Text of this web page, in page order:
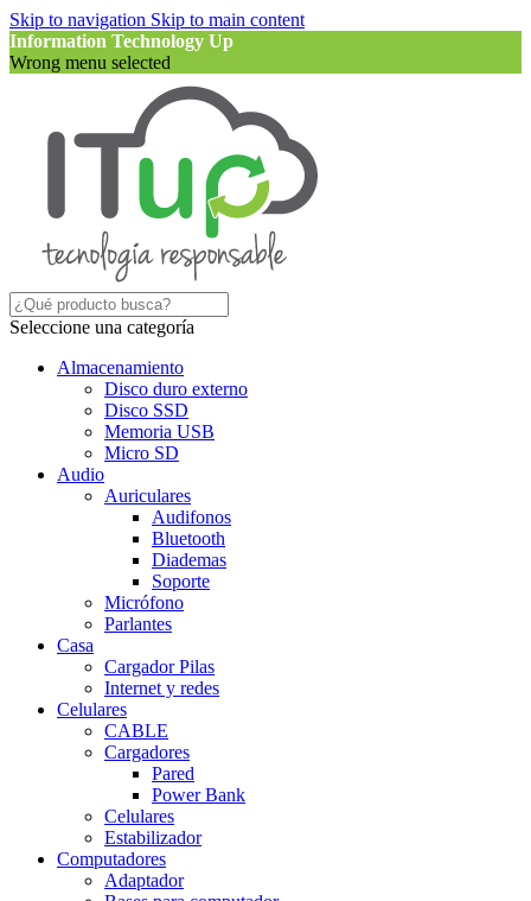
Skip to navigation Skip to main content
Information Technology Up
Wrong menu selected
Seleccione una categoría
Almacenamiento
Disco duro externo
Disco SSD
Memoria USB
Micro SD
Audio
Auriculares
Audifonos
Bluetooth
Diademas
Soporte
Micrófono
Parlantes
Casa
Cargador Pilas
Internet y redes
Celulares
CABLE
Cargadores
Pared
Power Bank
Celulares
Estabilizador
Computadores
Adaptador